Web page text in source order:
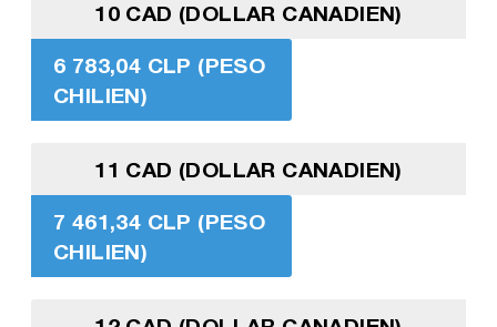
10 CAD (DOLLAR CANADIEN)
6 783,04 CLP (PESO
CHILIEN)
11 CAD (DOLLAR CANADIEN)
7 461,34 CLP (PESO
CHILIEN)